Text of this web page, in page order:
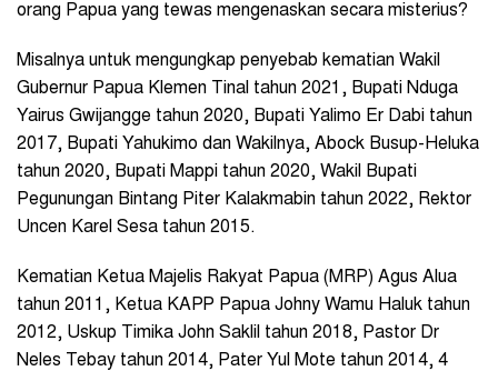
orang Papua yang tewas mengenaskan secara misterius?
Misalnya untuk mengungkap penyebab kematian Wakil
Gubernur Papua Klemen Tinal tahun 2021, Bupati Nduga
Yairus Gwijangge tahun 2020, Bupati Yalimo Er Dabi tahun
2017, Bupati Yahukimo dan Wakilnya, Abock Busup-Heluka
tahun 2020, Bupati Mappi tahun 2020, Wakil Bupati
Pegunungan Bintang Piter Kalakmabin tahun 2022, Rektor
Uncen Karel Sesa tahun 2015.
Kematian Ketua Majelis Rakyat Papua (MRP) Agus Alua
tahun 2011, Ketua KAPP Papua Johny Wamu Haluk tahun
2012, Uskup Timika John Saklil tahun 2018, Pastor Dr
Neles Tebay tahun 2014, Pater Yul Mote tahun 2014, 4